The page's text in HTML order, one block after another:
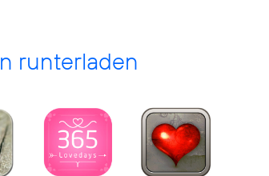
runterladen